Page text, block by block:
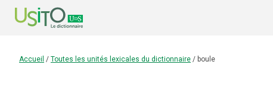
Accueil / Toutes les unités lexicales du dictionnaire / boule